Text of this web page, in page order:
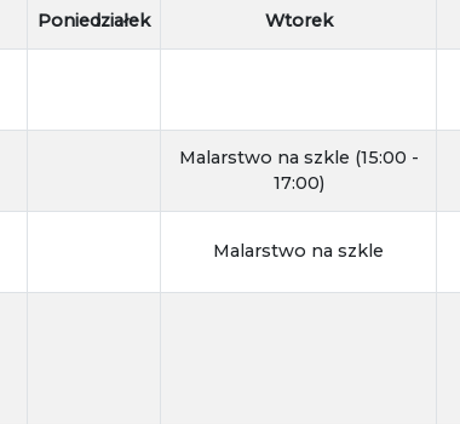
Poniedziałek Wtorek
Malarstwo na szkle (15:00 -
17:00)
Malarstwo na szkle